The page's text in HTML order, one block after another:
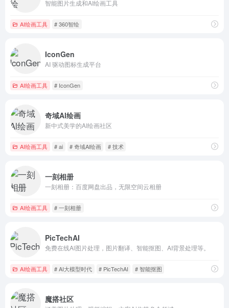
智能图片生成和AI绘画工具
AI绘画工具 # 360智绘
IconGen
AI 驱动图标生成平台
AI绘画工具 # IconGen
奇域Al绘画
新中式美学的AI绘画社区
AI绘画工具 # ai # 奇域Al绘画 # 技术
一刻相册
一刻相册：百度网盘出品，无限空间云相册
AI绘画工具 # 一刻相册
PicTechAI
免费在线Al图片处理，图片翻译、智能抠图、AI背景处理等。
AI绘画工具 # AI大模型时代 # PicTechAI # 智能抠图
魔搭社区